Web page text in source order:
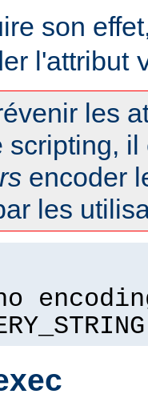
son
l'attribut
les
scripting,
encoder
les